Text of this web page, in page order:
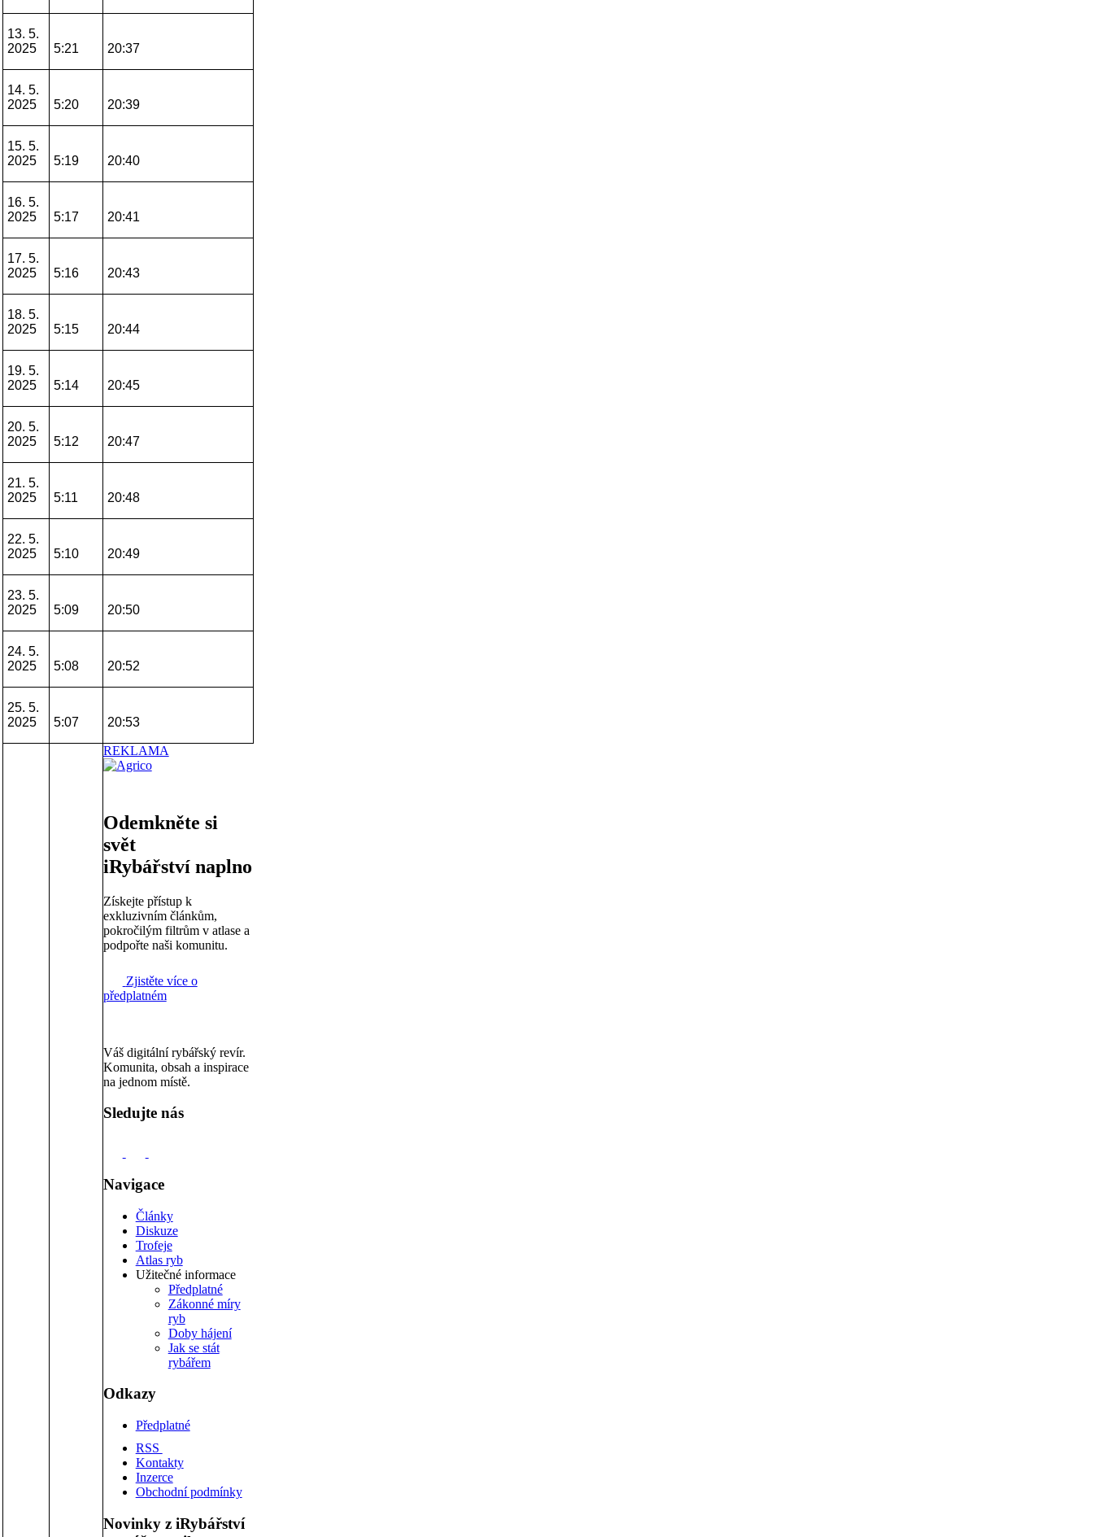
13. 5.
2025
5:21 20:37
14. 5.
2025
5:20 20:39
15. 5.
2025
5:19 20:40
16. 5.
2025
5:17 20:41
17. 5.
2025
5:16 20:43
18. 5.
2025
5:15 20:44
19. 5.
2025
5:14 20:45
20. 5.
2025
5:12 20:47
21. 5.
2025
5:11 20:48
22. 5.
2025
5:10 20:49
23. 5.
2025
5:09 20:50
24. 5.
2025
5:08 20:52
25. 5.
2025
5:07 20:53
REKLAMA
Odemkněte si
svět
iRybářství naplno
Získejte přístup k
exkluzivním článkům,
pokročilým filtrům v atlase a
podpořte naši komunitu.
Zjistěte více o
předplatném
Váš digitální rybářský revír.
Komunita, obsah a inspirace
na jednom místě.
Sledujte nás
Navigace
Články
Diskuze
Trofeje
Atlas ryb
Užitečné informace
Předplatné
Zákonné míry
ryb
Doby hájení
Jak se stát
rybářem
Odkazy
Předplatné
RSS
Kontakty
Inzerce
Obchodní podmínky
Novinky z iRybářství